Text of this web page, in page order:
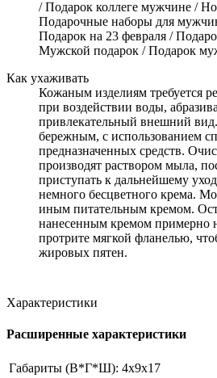
/ Подарок коллеге мужчине /
Подарочные наборы для
Подарок на 23 февраля /
Мужской подарок / Подарок
Как ухаживать
Кожаным изделиям требуется
при воздействии воды,
привлекательный внешний
бережным, с использованием
предназначенных средств.
производят раствором мыла,
приступать к дальнейшему
немного бесцветного крема.
иным питательным кремом.
нанесенным кремом примерно
протрите мягкой фланелью,
жировых пятен.
Характеристики
Расширенные характеристики
Габариты (В*Г*Ш): 4x9x17